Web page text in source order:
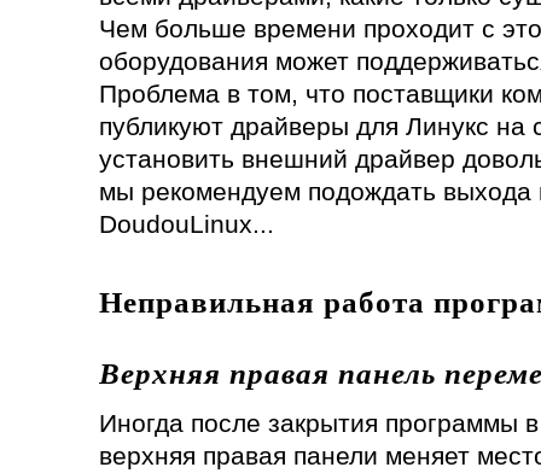
Чем больше времени проходит с
оборудования может
Проблема в том, что поставщики
публикуют драйверы для Линукс на
установить внешний драйвер
мы рекомендуем подождать выхода
DoudouLinux...
Неправильная работа
Верхняя правая панель
Иногда после закрытия программы
верхняя правая панели меняет